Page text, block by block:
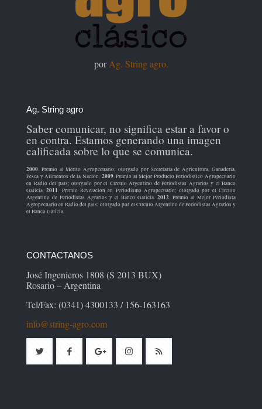
porAg. String agro.
Ag. String agro
Saber comunicar, no significa estar a favor o
en contra. Estamos generando una imagen
calificada sobre lo que se comunica.
2000. Premio al Mérito Agropecuario; otorgado por Secretaría de Agricultura, Ganadería,
Pesca y Alimentos de la Nación. 2009. Premio al Mejor Producto Periodístico Agropecuario
en Radio del país; otorgado por el Círculo Argentino de Periodistas Agrarios y el Banco
Galicia.2011. Premio Revelación en Periodismo Agropecuario; otorgado por el Círculo
Argentino de Periodistas Agrarios y el Banco Galicia. 2012. Premio al Mejor Periodista
Agropecuario en Radio del país; otorgado por el Círculo Argentino de Periodistas Agrarios y
el Banco Galicia.
CONTACTANOS
José Ingenieros 1808 (S 2013 BUX)
Rosario – Argentina
Tel/Fax: (0341) 4300133 / 156-163163
info@string-agro.com